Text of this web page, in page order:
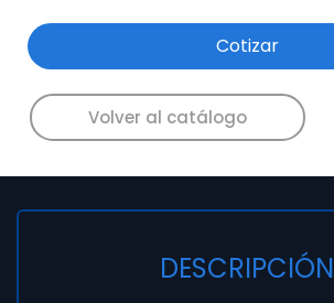
Cotizar
Volver al catálogo
DESCRIPCIÓN